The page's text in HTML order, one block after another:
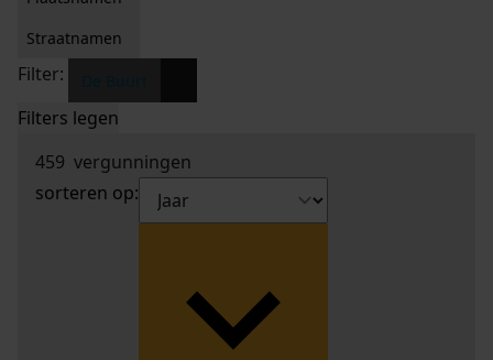
Straatnamen
Filter:
Filters legen
459 vergunningen
sorteren op: